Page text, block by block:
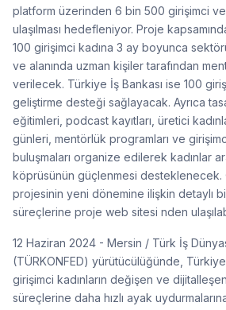
platform üzerinden 6 bin 500 girişimci ve
ulaşılması hedefleniyor. Proje
100 girişimci kadına 3 ay boyunca
ve alanında uzman kişiler tarafından
verilecek. Türkiye İş Bankası ise 100
geliştirme desteği sağlayacak. Ayrıca
eğitimleri, podcast kayıtları, üretici
günleri, mentörlük programları ve
buluşmaları organize edilerek kadınlar
köprüsünün güçlenmesi desteklenecek.
projesinin yeni dönemine ilişkin detaylı
süreçlerine proje web sitesi nden
12 Haziran 2024 - Mersin / Türk İş
(TÜRKONFED) yürütücülüğünde,
girişimci kadınların değişen ve
süreçlerine daha hızlı ayak